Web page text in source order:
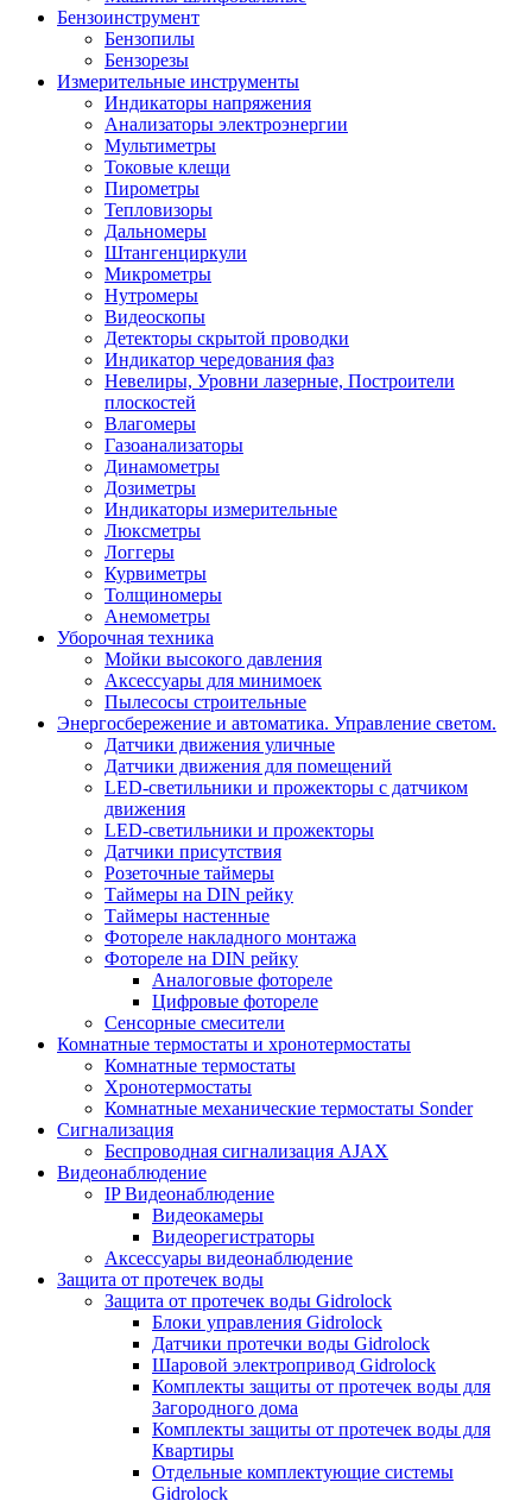
Бензоинструмент
Бензопилы
Бензорезы
Измерительные инструменты
Индикаторы напряжения
Анализаторы электроэнергии
Мультиметры
Токовые клещи
Пирометры
Тепловизоры
Дальномеры
Штангенциркули
Микрометры
Нутромеры
Видеоскопы
Детекторы скрытой проводки
Индикатор чередования фаз
Невелиры, Уровни лазерные, Построители
плоскостей
Влагомеры
Газоанализаторы
Динамометры
Дозиметры
Индикаторы измерительные
Люксметры
Логгеры
Курвиметры
Толщиномеры
Анемометры
Уборочная техника
Мойки высокого давления
Аксессуары для минимоек
Пылесосы строительные
Энергосбережение и автоматика. Управление светом.
Датчики движения уличные
Датчики движения для помещений
LED-светильники и прожекторы с датчиком
движения
LED-светильники и прожекторы
Датчики присутствия
Розеточные таймеры
Таймеры на DIN рейку
Таймеры настенные
Фотореле накладного монтажа
Фотореле на DIN рейку
Аналоговые фотореле
Цифровые фотореле
Сенсорные смесители
Комнатные термостаты и хронотермостаты
Комнатные термостаты
Хронотермостаты
Комнатные механические термостаты Sonder
Сигнализация
Беспроводная сигнализация AJAX
Видеонаблюдение
IP Видеонаблюдение
Видеокамеры
Видеорегистраторы
Аксессуары видеонаблюдение
Защита от протечек воды
Защита от протечек воды Gidrolock
Блоки управления Gidrolock
Датчики протечки воды Gidrolock
Шаровой электропривод Gidrolock
Комплекты защиты от протечек воды для
Загородного дома
Комплекты защиты от протечек воды для
Квартиры
Отдельные комплектующие системы
Gidrolock